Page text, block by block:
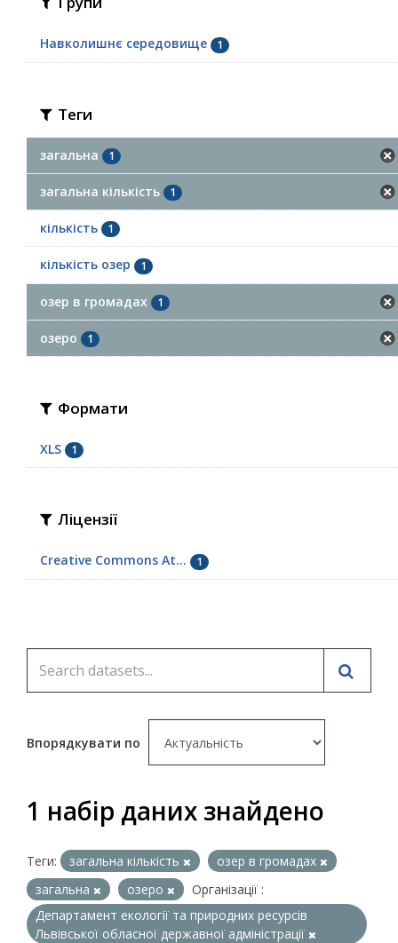
Навколишнє середовище 1
Теги
загальна 1
загальна кількість 1
кількість 1
кількість озер 1
озер в громадах 1
озеро 1
Формати
XLS 1
Ліцензії
Creative Commons At... 1
Впорядкувати по
1 набір даних знайдено
Теги: загальна кількість
озер в громадах
загальна
озеро
Організації :
Департамент екології та природних ресурсів
Львівської обласної державної адміністрації